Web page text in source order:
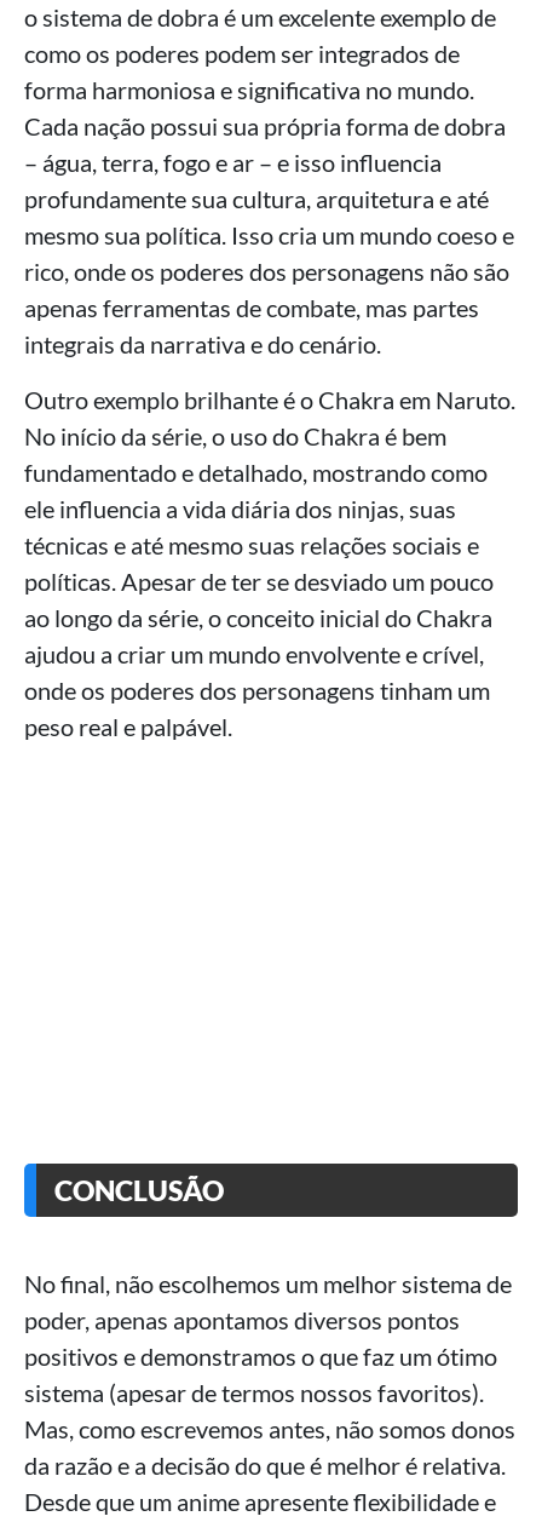
o sistema de dobra é um excelente exemplo de
como os poderes podem ser integrados de
forma harmoniosa e significativa no mundo.
Cada nação possui sua própria forma de dobra
– água, terra, fogo e ar – e isso influencia
profundamente sua cultura, arquitetura e até
mesmo sua política. Isso cria um mundo coeso e
rico, onde os poderes dos personagens não são
apenas ferramentas de combate, mas partes
integrais da narrativa e do cenário.
Outro exemplo brilhante é o Chakra em Naruto.
No início da série, o uso do Chakra é bem
fundamentado e detalhado, mostrando como
ele influencia a vida diária dos ninjas, suas
técnicas e até mesmo suas relações sociais e
políticas. Apesar de ter se desviado um pouco
ao longo da série, o conceito inicial do Chakra
ajudou a criar um mundo envolvente e crível,
onde os poderes dos personagens tinham um
peso real e palpável.
CONCLUSÃO
No final, não escolhemos um melhor sistema de
poder, apenas apontamos diversos pontos
positivos e demonstramos o que faz um ótimo
sistema (apesar de termos nossos favoritos).
Mas, como escrevemos antes, não somos donos
da razão e a decisão do que é melhor é relativa.
Desde que um anime apresente flexibilidade e